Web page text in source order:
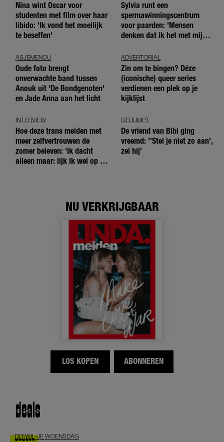
Nina wint Oscar voor
studenten met film over haar
libido: 'Ik vond het moeilijk
te beseffen'
Sylvia runt een
spermawinningscentrum
voor paarden: 'Mensen
denken dat ik het met mijn
ASJEMENOU
Oude foto brengt
onverwachte band tussen
Anouk uit 'De Bondgenoten'
en Jade Anna aan het licht
ADVERTORIAL
Zin om te bingen? Déze
(iconische) queer series
verdienen een plek op je
kijklijst
INTERVIEW
Hoe deze trans meiden met
meer zelfvertrouwen de
zomer beleven: ‘Ik dacht
alleen maar: lijk ik wel op de
GEDUMPT
De vriend van Bibi ging
vreemd: ''Stel je niet zo aan',
zei hij'
NU VERKRIJGBAAR
LOS KOPEN ABONNEREN
deals
DIT-WIL-JE WOENSDAG